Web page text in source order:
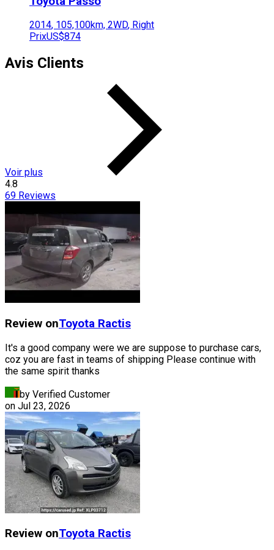
2014, 105,100km, 2WD, Right
PrixUS$874
Avis Clients
Voir plus
4.8
69 Reviews
Review onToyota Ractis
It's a good company were we are suppose to purchase cars,
coz you are fast in teams of shipping Please continue with
the same spirit thanks
by Verified Customer
on Jul 23, 2026
Review onToyota Ractis